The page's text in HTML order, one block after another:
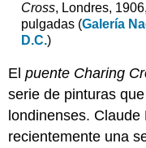
Cross, Londres,
pulgadas (Galería
D.C.)
Elpuente Charing
serie de pinturas
londinenses.
recientemente una